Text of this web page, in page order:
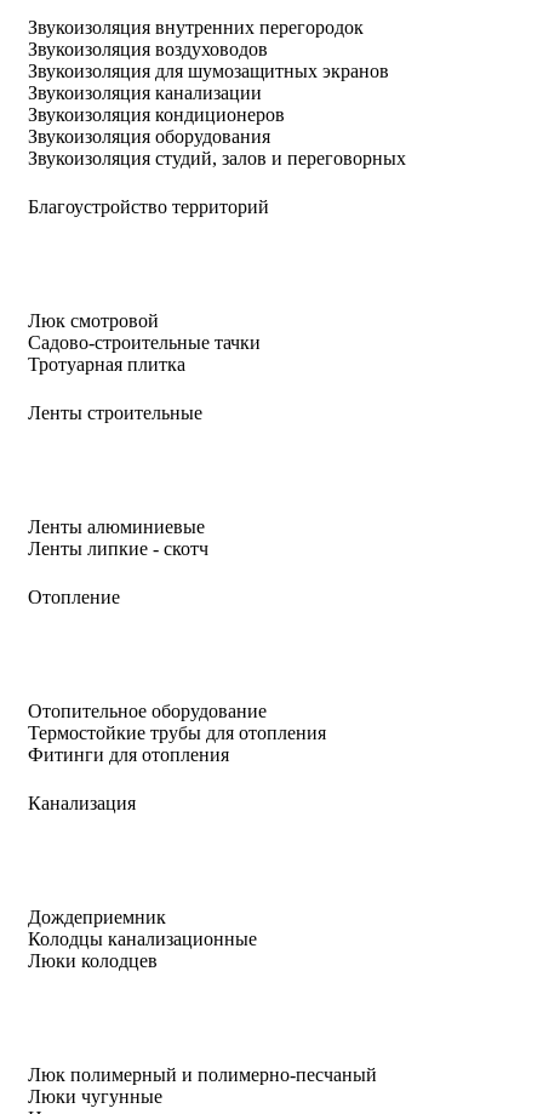
Звукоизоляция внутренних перегородок
Звукоизоляция воздуховодов
Звукоизоляция для шумозащитных экранов
Звукоизоляция канализации
Звукоизоляция кондиционеров
Звукоизоляция оборудования
Звукоизоляция студий, залов и переговорных
Благоустройство территорий
Люк смотровой
Садово-строительные тачки
Тротуарная плитка
Ленты строительные
Ленты алюминиевые
Ленты липкие - скотч
Отопление
Отопительное оборудование
Термостойкие трубы для отопления
Фитинги для отопления
Канализация
Дождеприемник
Колодцы канализационные
Люки колодцев
Люк полимерный и полимерно-песчаный
Люки чугунные